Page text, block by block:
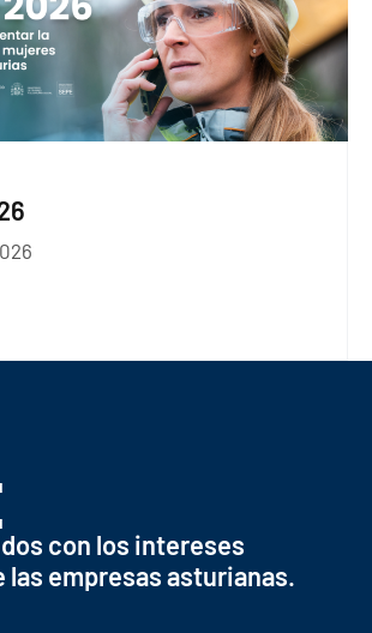
con los intereses
las empresas asturianas.